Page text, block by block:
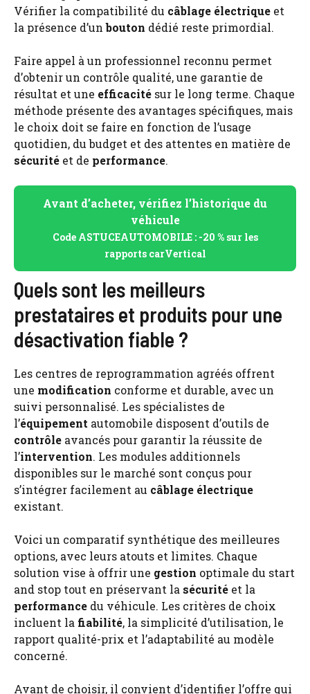
Vérifier la compatibilité du câblage électrique et
la présence d’unbouton dédié reste primordial.
Faire appel à un professionnel reconnu permet
d’obtenir un contrôle qualité, une garantie de
résultat et une efficacité sur le long terme. Chaque
méthode présente des avantages spécifiques, mais
le choix doit se faire en fonction de l’usage
quotidien, du budget et des attentes en matière de
sécurité et de performance.
Avant d’acheter, vérifiez l’historique du
véhicule
Code ASTUCEAUTOMOBILE : -20 % sur les
rapports carVertical
Quels sont les meilleurs
prestataires et produits pour une
désactivation fiable ?
Les centres de reprogrammation agréés offrent
une modification conforme et durable, avec un
suivi personnalisé. Les spécialistes de
l’équipement automobile disposent d’outils de
contrôle avancés pour garantir la réussite de
l’intervention. Les modules additionnels
disponibles sur le marché sont conçus pour
s’intégrer facilement au câblage électrique
existant.
Voici un comparatif synthétique des meilleures
options, avec leurs atouts et limites. Chaque
solution vise à offrir une gestion optimale du start
and stop tout en préservant la sécurité et la
performance du véhicule. Les critères de choix
incluent la fiabilité, la simplicité d’utilisation, le
rapport qualité-prix et l’adaptabilité au modèle
concerné.
Avant de choisir, il convient d’identifier l’offre qui